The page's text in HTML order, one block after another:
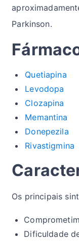
Parkinson.
Quetiapina
Levodopa
Clozapina
Memantina
Donepezila
Rivastigmina
Os principais
Dificuldade